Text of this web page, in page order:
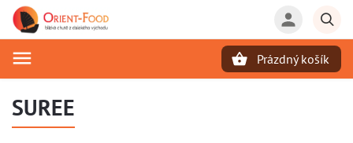
Prázdný košík
SUREE